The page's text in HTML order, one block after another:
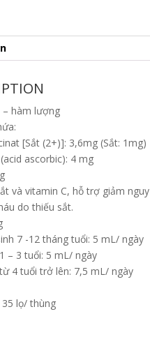
hàm lượng
[Sắt (2+)]: 3,6mg (Sắt: 1mg)
ascorbic): 4 mg
và vitamin C, hỗ trợ giảm nguy
do thiếu sắt.
7 -12 tháng tuổi: 5 mL/ ngày
– 3 tuổi: 5 mL/ ngày
4 tuổi trở lên: 7,5 mL/ ngày
lọ/ thùng